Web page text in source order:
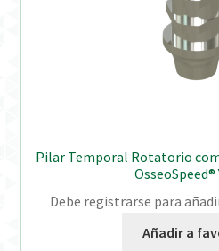
Pilar Temporal Rotatorio
Debe registrarse para
Añadir a